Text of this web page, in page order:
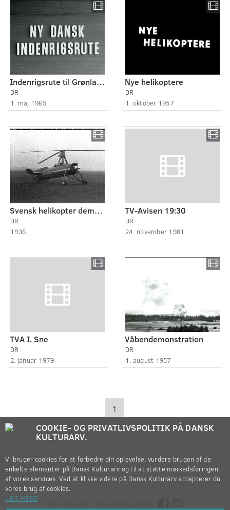
Indenrigsrute til Grønland
DR
1. maj 1965
Nye helikoptere
DR
1. oktober 1957
Svensk helikopter demonstreres
DR
1936
TV-Avisen 19:30
DR
24. november 1981
TVA I. Sne
DR
2. januar 1979
Våbendemonstration
DR
1. august 1957
1
COOKIE- OG PRIVATLIVSPOLITIK PÅ DANSK
KULTURARV.
Vi bruger cookies for at forbedre din oplevelse, vurdere brugen af de
enkelte elementer på Dansk Kulturarv og til at støtte markedsføringen
af vores services. Ved at klikke videre på Dansk Kulturarv accepterer du
vores brug af cookies.
LÆS MERE